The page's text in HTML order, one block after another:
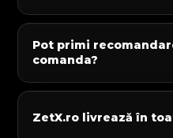
Pot primi
comanda?
ZetX.ro livrează în